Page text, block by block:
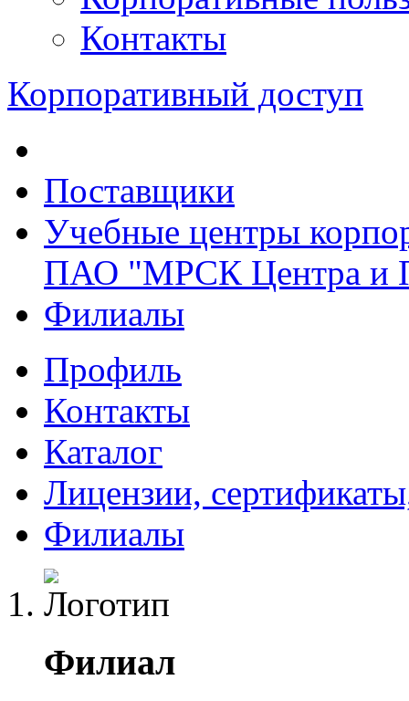
Контакты
Корпоративный доступ
Поставщики
Учебные центры
ПАО "МРСК Центра и
Филиалы
Профиль
Контакты
Каталог
Лицензии,
Филиалы
Филиал